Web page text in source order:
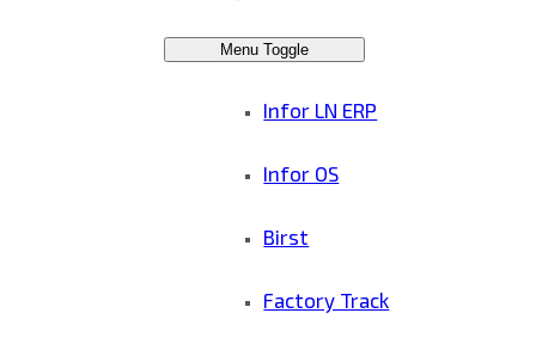
Menu Toggle
Infor LN ERP
Infor OS
Birst
Factory Track